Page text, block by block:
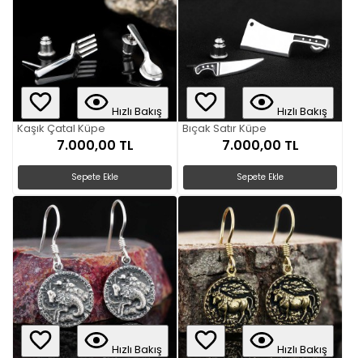
Hızlı Bakış
Kaşık Çatal Küpe
7.000,00 TL
Sepete Ekle
Hızlı Bakış
Bıçak Satır Küpe
7.000,00 TL
Sepete Ekle
Hızlı Bakış
Hızlı Bakış